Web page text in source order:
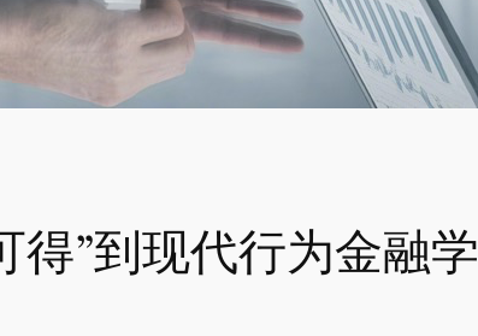
得”到现代行为金融学